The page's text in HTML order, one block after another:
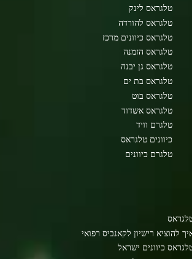
טלגראס לינק
טלגראס להורדה
טלגראס כיוונים מרכז
טלגראס הזמנה
טלגראס גן יבנה
טלגראס בת ים
טלגראס בוט
טלגראס אשדוד
טלגרם וויד
כיוונים טלגראס
טלגרם כיוונים
להוציא רישיון לקאנביס רפואי
כיוונים ישראל